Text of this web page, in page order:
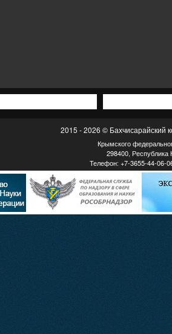
2015 - 2026 © Бахчисарайский
Крымского
298400, Республика
Телефон: +7-3655-44-06-